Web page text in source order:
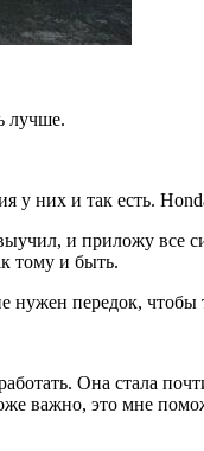
лучше.
них и так есть.
и приложу все
тому и быть.
передок, чтобы
Она стала
важно, это мне